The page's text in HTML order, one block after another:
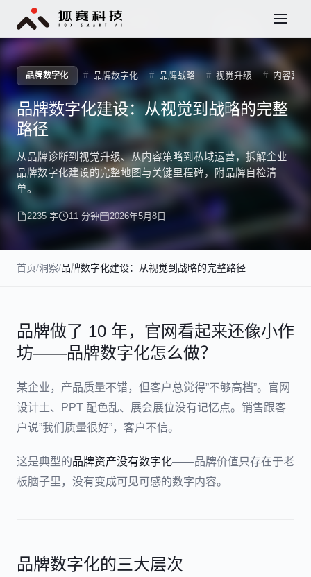
品牌数字化 品牌数字化 品牌战略 视觉升级 内容营销
品牌数字化建设：从视觉到战略的完整
路径
从品牌诊断到视觉升级、从内容策略到私域运营，拆解企业
品牌数字化建设的完整地图与关键里程碑，附品牌自检清
单。
2235 字 11 分钟 2026年5月8日
首页/洞察/品牌数字化建设：从视觉到战略的完整路径
品牌做了 10 年，官网看起来还像小作
坊——品牌数字化怎么做？
某企业，产品质量不错，但客户总觉得”不够高档”。官网
设计土、PPT 配色乱、展会展位没有记忆点。销售跟客
户说”我们质量很好”，客户不信。
这是典型的品牌资产没有数字化——品牌价值只存在于老
板脑子里，没有变成可见可感的数字内容。
品牌数字化的三大层次